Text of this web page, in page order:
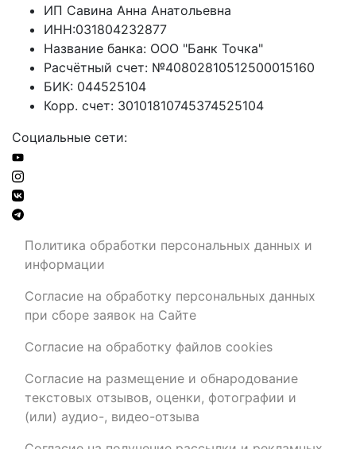
ИП Савина Анна Анатольевна
ИНН:031804232877
Название банка: ООО "Банк Точка"
Расчётный счет: №40802810512500015160
БИК: 044525104
Корр. счет: 30101810745374525104
Социальные сети:
Политика обработки персональных данных и
информации
Согласие на обработку персональных данных
при сборе заявок на Сайте
Согласие на обработку файлов cookies
Согласие на размещение и обнародование
текстовых отзывов, оценки, фотографии и
(или) аудио-, видео-отзыва